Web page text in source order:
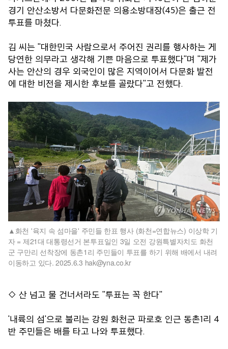
경기 안산소방서 다문화전문 의용소방대장(45)은 출근 전
투표를 마쳤다.
김 씨는 "대한민국 사람으로서 주어진 권리를 행사하는 게
당연한 의무라고 생각해 기쁜 마음으로 투표했다"며 "제가
사는 안산의 경우 외국인이 많은 지역이어서 다문화 발전
에 대한 비전을 제시한 후보를 골랐다"고 전했다.
화천 '육지 속 섬마을' 주민들 한표 행사 (화천=연합뉴스) 이상학 기
자 = 제21대 대통령선거 본투표일인 3일 오전 강원특별자치도 화천
군 구만리 선착장에 동촌1리 주민들이 투표를 하기 위해 배에서 내려
이동하고 있다. 2025.6.3 hak@yna.co.kr
◇ 산 넘고 물 건너서라도 "투표는 꼭 한다"
'내륙의 섬'으로 불리는 강원 화천군 파로호 인근 동촌1리 4
반 주민들은 배를 타고 나와 투표했다.